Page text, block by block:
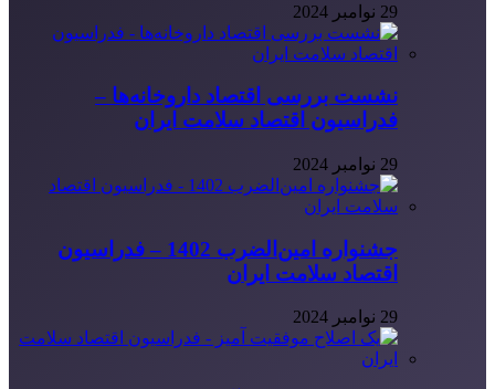
29 نوامبر 2024
نشست بررسی اقتصاد داروخانه‌ها –
فدراسیون اقتصاد سلامت ایران
29 نوامبر 2024
جشنواره امین‌الضرب 1402 – فدراسیون
اقتصاد سلامت ایران
29 نوامبر 2024